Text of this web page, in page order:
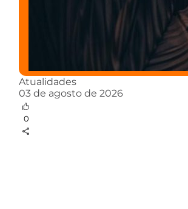
Atualidades
03 de agosto de 2026
0